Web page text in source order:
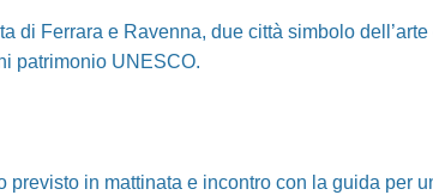
Ferrara e Ravenna, due città simbolo
patrimonio UNESCO.
in mattinata e incontro con la guida per